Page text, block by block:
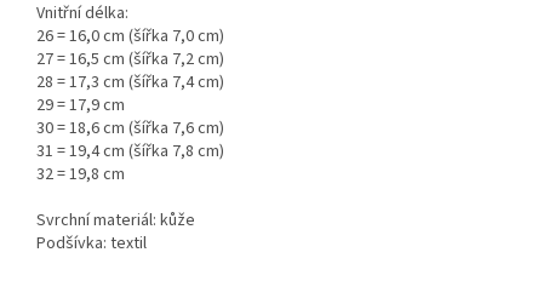
Vnitřní délka:
26 = 16,0 cm (šířka 7,0 cm)
27 = 16,5 cm (šířka 7,2 cm)
28 = 17,3 cm (šířka 7,4 cm)
29 = 17,9 cm
30 = 18,6 cm (šířka 7,6 cm)
31 = 19,4 cm (šířka 7,8 cm)
32 = 19,8 cm
Svrchní materiál: kůže
Podšívka: textil